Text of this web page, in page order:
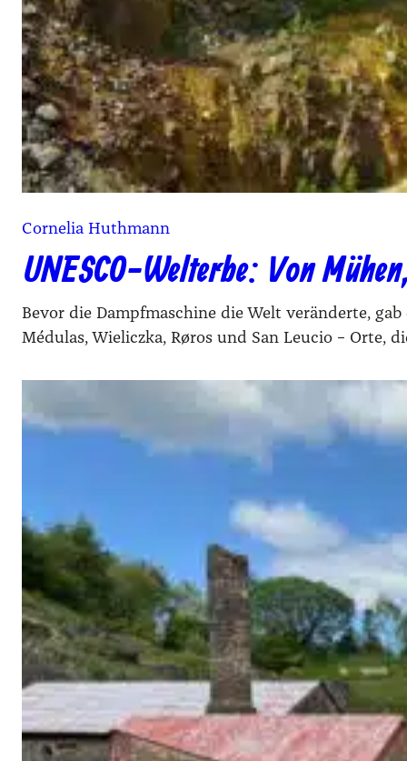
Cornelia Huthmann
UNESCO-Welterbe: Von
Bevor die Dampfmaschine die Welt veränderte,
Médulas, Wieliczka, Røros und San Leucio – Orte,